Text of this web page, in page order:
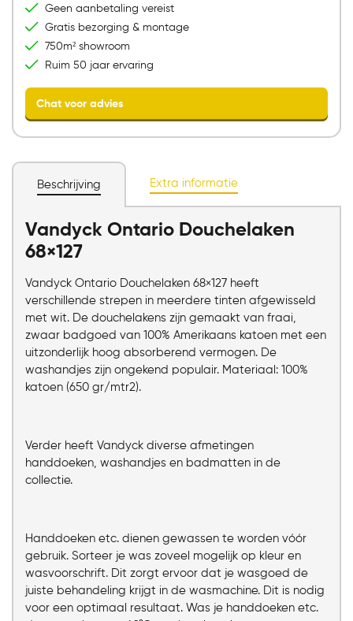
Geen aanbetaling vereist
Gratis bezorging & montage
750m² showroom
Ruim 50 jaar ervaring
Chat voor advies
Beschrijving Extra informatie
Vandyck Ontario Douchelaken
68×127
Vandyck Ontario Douchelaken 68×127 heeft
verschillende strepen in meerdere tinten afgewisseld
met wit. De douchelakens zijn gemaakt van fraai,
zwaar badgoed van 100% Amerikaans katoen met een
uitzonderlijk hoog absorberend vermogen. De
washandjes zijn ongekend populair. Materiaal: 100%
katoen (650 gr/mtr2).
Verder heeft Vandyck diverse afmetingen
handdoeken, washandjes en badmatten in de
collectie.
Handdoeken etc. dienen gewassen te worden vóór
gebruik. Sorteer je was zoveel mogelijk op kleur en
wasvoorschrift. Dit zorgt ervoor dat je wasgoed de
juiste behandeling krijgt in de wasmachine. Dit is nodig
voor een optimaal resultaat. Was je handdoeken etc.